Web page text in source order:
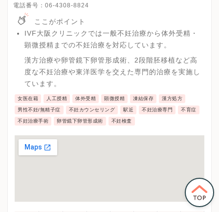
電話番号： 06-4308-8824
ここがポイント
IVF大阪クリニックでは一般不妊治療から体外受精・
顕微授精までの不妊治療を対応しています。
漢方治療や卵管鏡下卵管形成術、2段階胚移植など高
度な不妊治療や東洋医学を交えた専門的治療を実施し
ています。
女医在籍 人工授精 体外受精 顕微授精 凍結保存 漢方処方
男性不妊/無精子症 不妊カウンセリング 駅近 不妊治療専門 不育症
不妊治療手術 卵管鏡下卵管形成術 不妊検査